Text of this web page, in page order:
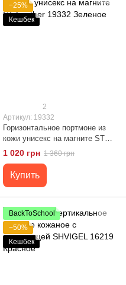
−25%
Кешбек
2
Артикул: 19332
Горизонтальное портмоне из
кожи унисекс на магните ST
Leather 19332 Зеленое
1 020 грн 1 360 грн
Купить
BackToSchool
−50%
Кешбек